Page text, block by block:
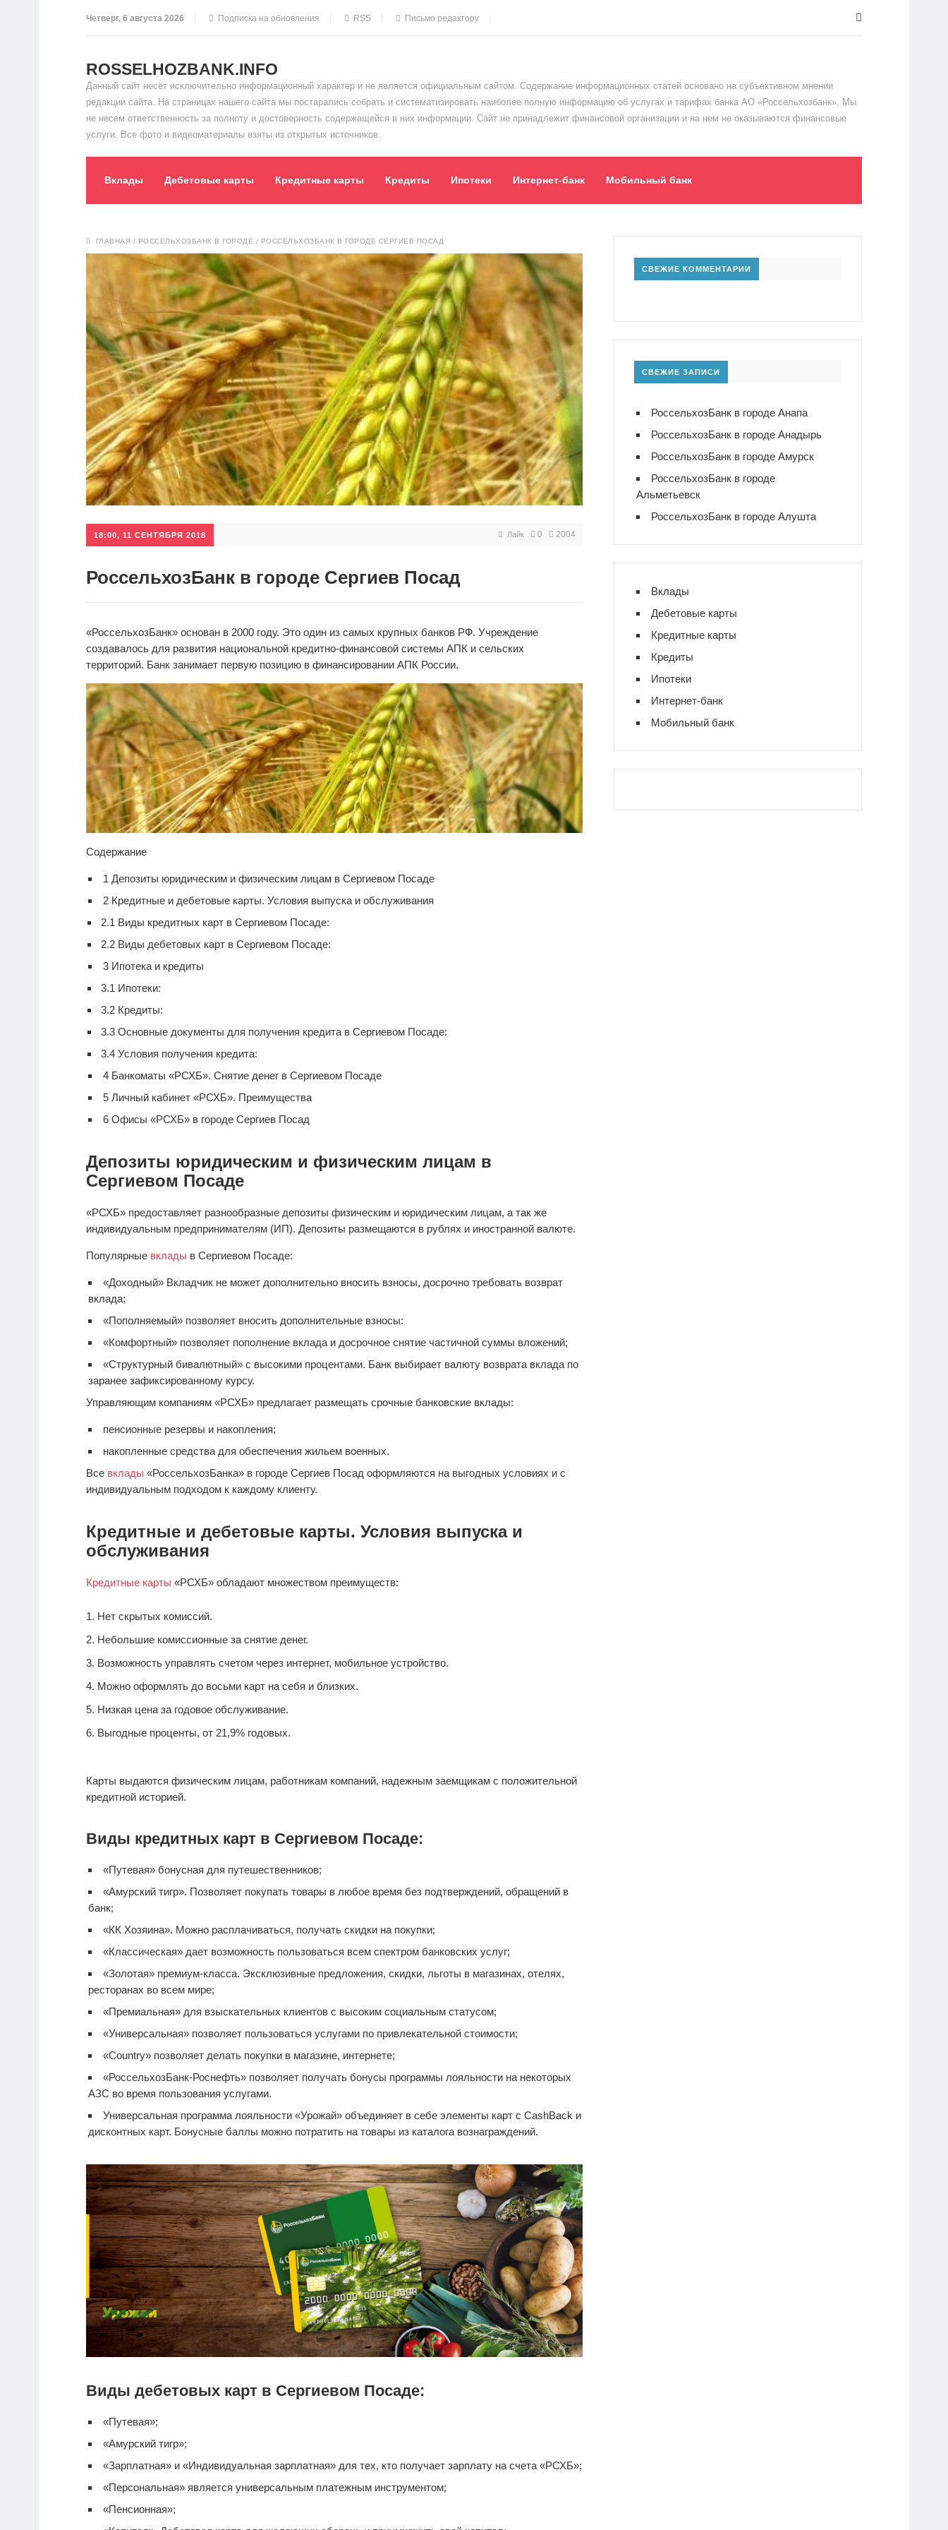
Четверг, 6 августа 2026 Подписка на обновления RSS Письмо редактору
ROSSELHOZBANK.INFO
Данный сайт несёт исключительно информационный характер и не является официальным сайтом. Содержание информационных статей основано на субъективном мнении
редакции сайта. На страницах нашего сайта мы постарались собрать и систематизировать наиболее полную информацию об услугах и тарифах банка АО «Россельхозбанк». Мы
не несем ответственность за полноту и достоверность содержащейся в них информации. Сайт не принадлежит финансовой организации и на нем не оказываются финансовые
услуги. Все фото и видеоматериалы взяты из открытых источников.
Вклады Дебетовые карты Кредитные карты Кредиты Ипотеки Интернет-банк Мобильный банк
ГЛАВНАЯ / РОССЕЛЬХОЗБАНК В ГОРОДЕ / РОССЕЛЬХОЗБАНК В ГОРОДЕ СЕРГИЕВ ПОСАД
18:00, 11 СЕНТЯБРЯ 2018 Лайк 0 2004
РоссельхозБанк в городе Сергиев Посад
«РоссельхозБанк» основан в 2000 году. Это один из самых крупных банков РФ. Учреждение
создавалось для развития национальной кредитно-финансовой системы АПК и сельских
территорий. Банк занимает первую позицию в финансировании АПК России.
Содержание
1 Депозиты юридическим и физическим лицам в Сергиевом Посаде
2 Кредитные и дебетовые карты. Условия выпуска и обслуживания
2.1 Виды кредитных карт в Сергиевом Посаде:
2.2 Виды дебетовых карт в Сергиевом Посаде:
3 Ипотека и кредиты
3.1 Ипотеки:
3.2 Кредиты:
3.3 Основные документы для получения кредита в Сергиевом Посаде:
3.4 Условия получения кредита:
4 Банкоматы «РСХБ». Снятие денег в Сергиевом Посаде
5 Личный кабинет «РСХБ». Преимущества
6 Офисы «РСХБ» в городе Сергиев Посад
Депозиты юридическим и физическим лицам в
Сергиевом Посаде
«РСХБ» предоставляет разнообразные депозиты физическим и юридическим лицам, а так же
индивидуальным предпринимателям (ИП). Депозиты размещаются в рублях и иностранной валюте.
Популярные вклады в Сергиевом Посаде:
«Доходный» Вкладчик не может дополнительно вносить взносы, досрочно требовать возврат
вклада;
«Пополняемый» позволяет вносить дополнительные взносы:
«Комфортный» позволяет пополнение вклада и досрочное снятие частичной суммы вложений;
«Структурный бивалютный» с высокими процентами. Банк выбирает валюту возврата вклада по
заранее зафиксированному курсу.
Управляющим компаниям «РСХБ» предлагает размещать срочные банковские вклады:
пенсионные резервы и накопления;
накопленные средства для обеспечения жильем военных.
Все вклады «РоссельхозБанка» в городе Сергиев Посад оформляются на выгодных условиях и с
индивидуальным подходом к каждому клиенту.
Кредитные и дебетовые карты. Условия выпуска и
обслуживания
Кредитные карты «РСХБ» обладают множеством преимуществ:
Нет скрытых комиссий.
Небольшие комиссионные за снятие денег.
Возможность управлять счетом через интернет, мобильное устройство.
Можно оформлять до восьми карт на себя и близких.
Низкая цена за годовое обслуживание.
Выгодные проценты, от 21,9% годовых.
Карты выдаются физическим лицам, работникам компаний, надежным заемщикам с положительной
кредитной историей.
Виды кредитных карт в Сергиевом Посаде:
«Путевая» бонусная для путешественников;
«Амурский тигр». Позволяет покупать товары в любое время без подтверждений, обращений в
банк;
«КК Хозяина». Можно расплачиваться, получать скидки на покупки;
«Классическая» дает возможность пользоваться всем спектром банковских услуг;
«Золотая» премиум-класса. Эксклюзивные предложения, скидки, льготы в магазинах, отелях,
ресторанах во всем мире;
«Премиальная» для взыскательных клиентов с высоким социальным статусом;
«Универсальная» позволяет пользоваться услугами по привлекательной стоимости;
«Country» позволяет делать покупки в магазине, интернете;
«РоссельхозБанк-Роснефть» позволяет получать бонусы программы лояльности на некоторых
АЗС во время пользования услугами.
Универсальная программа лояльности «Урожай» объединяет в себе элементы карт с CashBack и
дисконтных карт. Бонусные баллы можно потратить на товары из каталога вознаграждений.
Виды дебетовых карт в Сергиевом Посаде:
«Путевая»;
«Амурский тигр»;
«Зарплатная» и «Индивидуальная зарплатная» для тех, кто получает зарплату на счета «РСХБ»;
«Персональная» является универсальным платежным инструментом;
«Пенсионная»;
СВЕЖИЕ КОММЕНТАРИИ
СВЕЖИЕ ЗАПИСИ
РоссельхозБанк в городе Анапа
РоссельхозБанк в городе Анадырь
РоссельхозБанк в городе Амурск
РоссельхозБанк в городе
Альметьевск
РоссельхозБанк в городе Алушта
Вклады
Дебетовые карты
Кредитные карты
Кредиты
Ипотеки
Интернет-банк
Мобильный банк